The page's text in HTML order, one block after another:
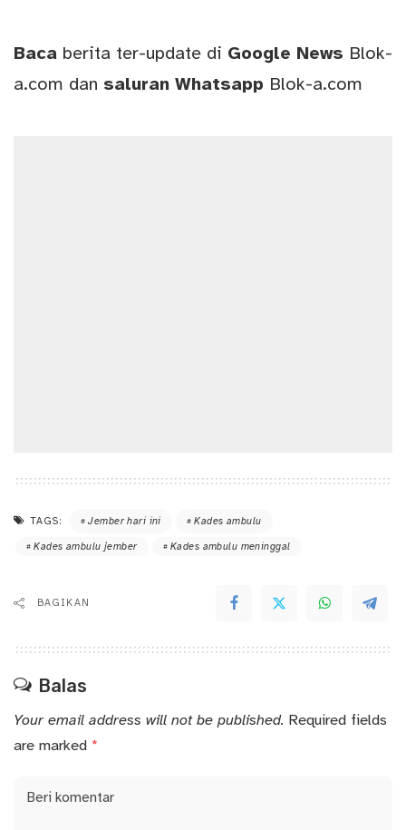
Baca berita ter-update di Google News Blok-
a.com dan saluran Whatsapp Blok-a.com
TAGS: Jember hari ini Kades ambulu
Kades ambulu jember Kades ambulu meninggal
BAGIKAN
Balas
Your email address will not be published. Required fields
are marked *